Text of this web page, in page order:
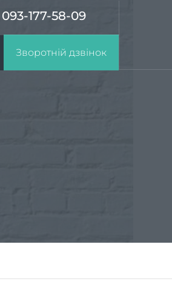
Зворотній дзвінок
177-58-09